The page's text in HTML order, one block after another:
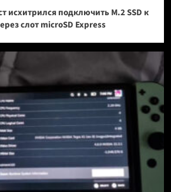
исхитрился подключить M.2 SSD к
слот microSD Express